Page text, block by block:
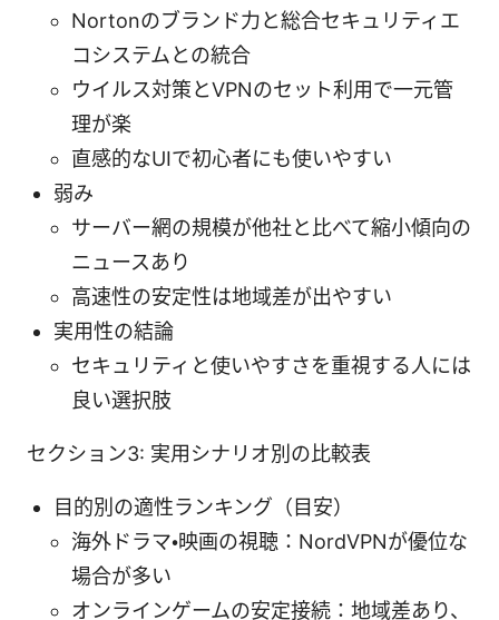
Nortonのブランド力と総合セキュリティエ
コシステムとの統合
ウイルス対策とVPNのセット利用で一元管
理が楽
直感的なUIで初心者にも使いやすい
弱み
サーバー網の規模が他社と比べて縮小傾向の
ニュースあり
高速性の安定性は地域差が出やすい
実用性の結論
セキュリティと使いやすさを重視する人には
良い選択肢
セクション3: 実用シナリオ別の比較表
目的別の適性ランキング（目安）
海外ドラマ・映画の視聴：NordVPNが優位な
場合が多い
オンラインゲームの安定接続：地域差あり、